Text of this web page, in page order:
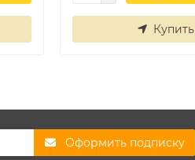
Купить
Оформить подписку